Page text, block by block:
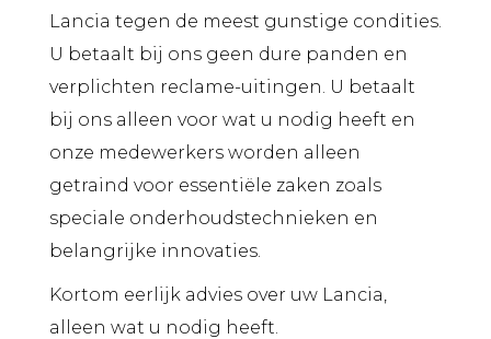
Lancia tegen de meest gunstige condities.
U betaalt bij ons geen dure panden en
verplichten reclame-uitingen. U betaalt
bij ons alleen voor wat u nodig heeft en
onze medewerkers worden alleen
getraind voor essentiële zaken zoals
speciale onderhoudstechnieken en
belangrijke innovaties.
Kortom eerlijk advies over uw Lancia,
alleen wat u nodig heeft.